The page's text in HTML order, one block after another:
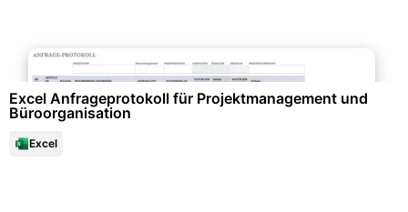
Excel Anfrageprotokoll für Projektmanagement und
Büroorganisation
Excel